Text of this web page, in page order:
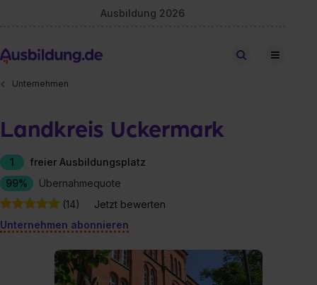
Ausbildung 2026
Stellen finden
Unternehmen
Landkreis Uckermark
1
freier Ausbildungsplatz
99%
Übernahmequote
(14)
Jetzt bewerten
Unternehmen abonnieren